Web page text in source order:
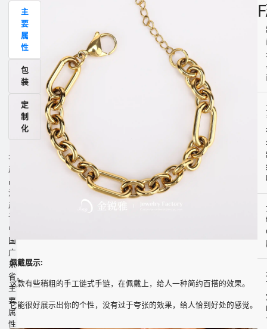
主
要
属
性
包
装
定
制
化
本
产
品
源
产
于
中
国
广
东
省，
主
要
属
性
产
品
描
述
图
佩戴展示:
这款有些稍粗的手工链式手链，在佩戴上，给人一种简约百搭的效果。
它能很好展示出你的个性，没有过于夸张的效果，给人恰到好处的感觉。